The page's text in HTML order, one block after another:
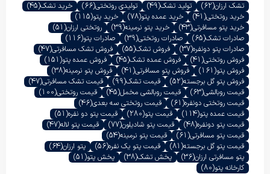
تشک ارزان(62) تولید تشک(49) تولیدی روتختی(66) خرید تشک(45)
خرید روتختی(41) خرید عمده پتو(78) خرید پتو(115)
خرید پتو مسافرتی(43) خرید پتو نرمینه(39) روتختی ارزان(51)
صادرات تشک(65) صادرات روتختی(39) صادرات پتو(116)
صادرات پتو دونفره(37) فروش تشک(55) فروش تشک مسافرتی(47)
فروش روتختی(41) فروش عمده تشک(45) فروش عمده پتو(151)
فروش پتو(161) فروش پتو مسافرتی(41) فروش پتو نرمینه(38)
فروش پتو گل برجسته(52) قیمت تشک(99) قیمت تشک مسافرتی(47)
قیمت روبالشی(63) قیمت روبالشی مخمل(45) قیمت روتختی(100)
قیمت روتختی دونفره(61) قیمت روتختی سه بعدی(46)
قیمت عمده پتو(114) قیمت پتو(280) قیمت پتو دو نفره(51)
قیمت پتو دونفره(48) قیمت پتو شادیلون(77) قیمت پتو لاله(47)
قیمت پتو مسافرتی(61) قیمت پتو نرمینه(54)
قیمت پتو گل برجسته(81) قیمت پتو یک نفره(56) پتو ارزان(64)
پتو مسافرتی ارزان(36) پخش تشک(38) پخش پتو(51)
کارخانه پتو(80)